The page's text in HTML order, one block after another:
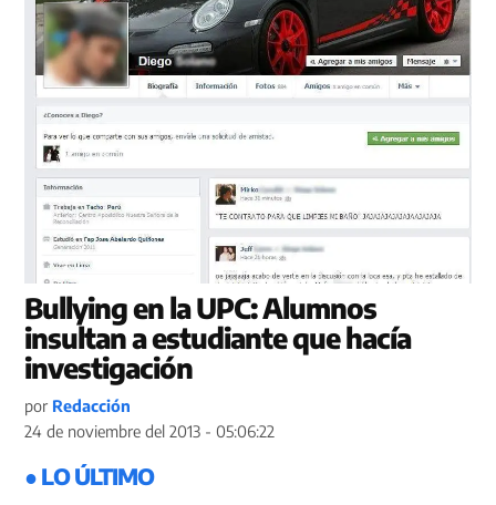
Bullying en la UPC: Alumnos
insultan a estudiante que hacía
investigación
por Redacción
24 de noviembre del 2013 - 05:06:22
● LO ÚLTIMO